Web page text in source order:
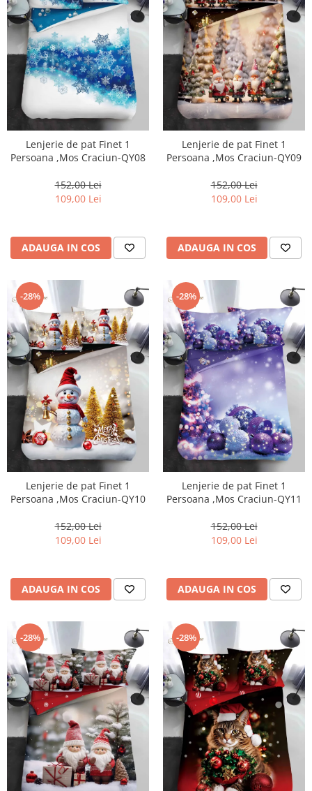
Lenjerie de pat Finet 1
Persoana ,Mos Craciun-QY08
152,00 Lei
109,00 Lei
ADAUGA IN COS
Lenjerie de pat Finet 1
Persoana ,Mos Craciun-QY09
152,00 Lei
109,00 Lei
ADAUGA IN COS
-28%
Lenjerie de pat Finet 1
Persoana ,Mos Craciun-QY10
152,00 Lei
109,00 Lei
ADAUGA IN COS
-28%
Lenjerie de pat Finet 1
Persoana ,Mos Craciun-QY11
152,00 Lei
109,00 Lei
ADAUGA IN COS
-28% -28%